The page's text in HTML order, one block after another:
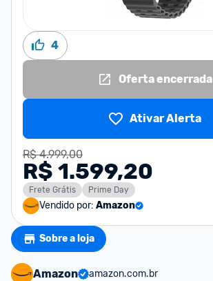
4
Oferta encerrada
Ativar Alerta
R$ 4.999,00
R$ 1.599,20
Frete Grátis Prime Day
Vendido por: Amazon
Sobre a loja
Amazon
amazon.com.br